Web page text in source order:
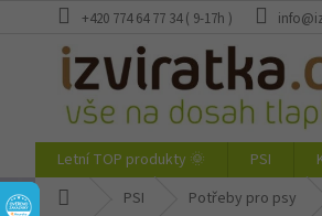
+420 774 64 77 34 ( 9-17h )
Letní TOP produkty 🌞 PSI
PSI Potřeby pro psy